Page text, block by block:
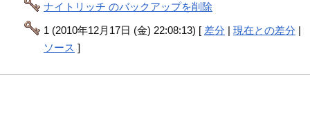
ナイトリッチ のバックアップを削除
1 (2010年12月17日 (金) 22:08:13) [ 差分 |現在との差分 |
ソース ]